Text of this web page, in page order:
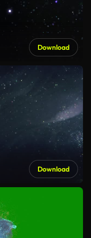
Download
Download